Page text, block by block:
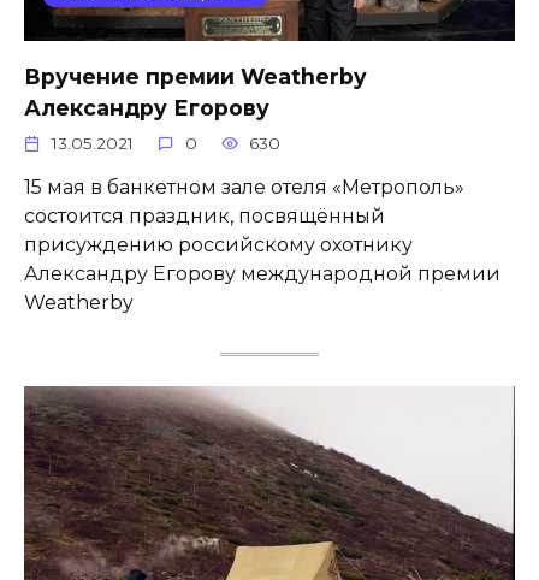
Вручение премии Weatherby
Александру Егорову
13.05.2021 0 630
15 мая в банкетном зале отеля «Метрополь»
состоится праздник, посвящённый
присуждению российскому охотнику
Александру Егорову международной премии
Weatherby